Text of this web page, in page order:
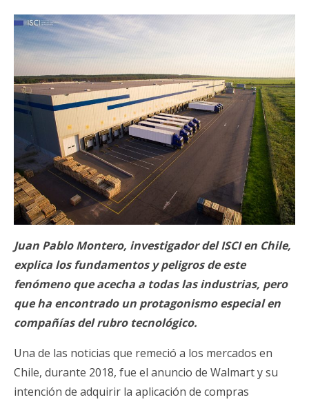
Juan Pablo Montero, investigador del ISCI en Chile,
explica los fundamentos y peligros de este
fenómeno que acecha a todas las industrias, pero
que ha encontrado un protagonismo especial en
compañías del rubro tecnológico.
Una de las noticias que remeció a los mercados en
Chile, durante 2018, fue el anuncio de Walmart y su
intención de adquirir la aplicación de compras